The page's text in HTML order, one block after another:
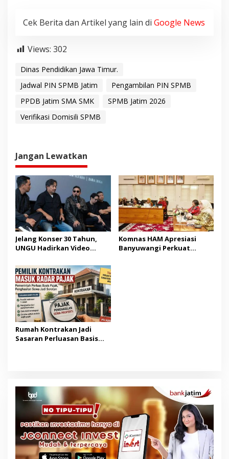
Cek Berita dan Artikel yang lain di Google News
Views: 302
Dinas Pendidikan Jawa Timur.
Jadwal PIN SPMB Jatim
Pengambilan PIN SPMB
PPDB Jatim SMA SMK
SPMB Jatim 2026
Verifikasi Domisili SPMB
Jangan Lewatkan
Jelang Konser 30 Tahun,
UNGU Hadirkan Video
Komnas HAM Apresiasi
Banyuwangi Perkuat
Rumah Kontrakan Jadi
Sasaran Perluasan Basis